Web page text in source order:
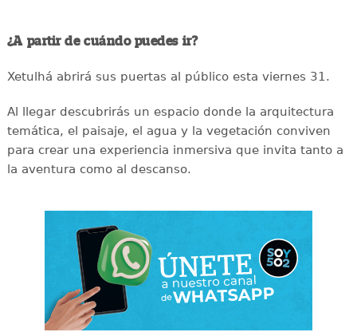
¿A partir de cuándo puedes ir?
Xetulhá abrirá sus puertas al público esta viernes 31.
Al llegar descubrirás un espacio donde la arquitectura
temática, el paisaje, el agua y la vegetación conviven
para crear una experiencia inmersiva que invita tanto a
la aventura como al descanso.